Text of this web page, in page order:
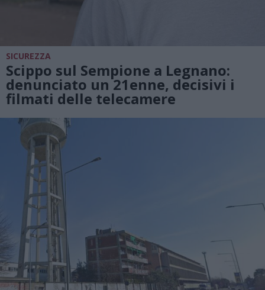
SICUREZZA
Scippo sul Sempione a Legnano:
denunciato un 21enne, decisivi i
filmati delle telecamere